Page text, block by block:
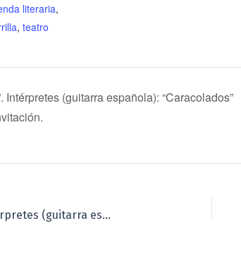
literaria,
, teatro
(guitarra española): “Caracolados”
Ferias: Música. “La plaza de la luna”. Intérpretes (guitarra española): “Caracolados” (Gaspar y Alberto Payá). Entrada con invitación.